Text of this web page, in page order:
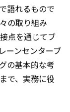
語れるもので
の取り組み
点を通じてブ
ーンセンターブ
の基本的な考
で、実務に役